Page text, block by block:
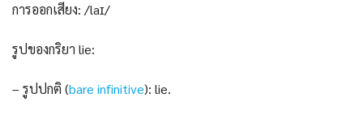
การออกเสียง: /laɪ/
รูปของกริยา lie:
– รูปปกติ (bare infinitive): lie.